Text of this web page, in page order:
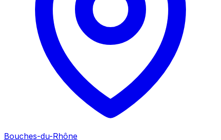
Bouches-du-Rhône